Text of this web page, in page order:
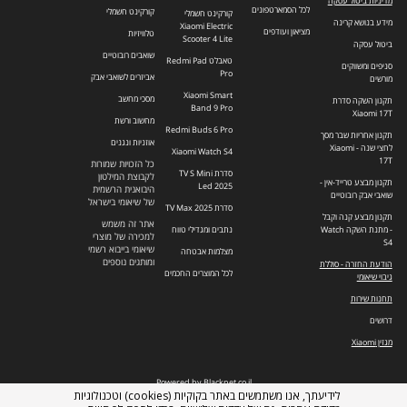
מידע בנושא קרינה
ביטול עסקה
סניפים ומשווקים
מורשים
תקנון השקה סדרת
Xiaomi 17T
תקנון אחריות שבר מסך
לחצי שנה - Xiaomi
17T
תקנון מבצע טרייד-אין -
שואבי אבק רובוטיים
תקנון מבצע קנה וקבל
- מתנת השקה Watch
S4
הודעת החזרה - סוללת
גיבוי שיאומי
תחנות שירות
דרושים
מגזין Xiaomi
לכל הסמארטפונים
מציאון ועודפים
קורקינט חשמלי
Xiaomi Electric
Scooter 4 Lite
טאבלט Redmi Pad
Pro
Xiaomi Smart
Band 9 Pro
Redmi Buds 6 Pro
Xiaomi Watch S4
סדרת TV S Mini
Led 2025
סדרת TV Max 2025
נתבים ומגדילי טווח
מצלמות אבטחה
לכל המוצרים החכמים
קורקינט חשמלי
טלוויזיות
שואבים רובוטיים
אביזרים לשואבי אבק
מסכי מחשב
מחשוב ורשת
אוזניות ונגנים
כל הזכויות שמורות
לקבוצת המילטון
היבואנית הרשמית
של שיאומי בישראל
אתר זה משמש
למכירה של מוצרי
שיאומי בייבוא רשמי
ומותגים נוספים
Powered by Blacknet.co.il
לידיעתך, אנו משתמשים באתר בקוקיות (cookies) וטכנולוגיות